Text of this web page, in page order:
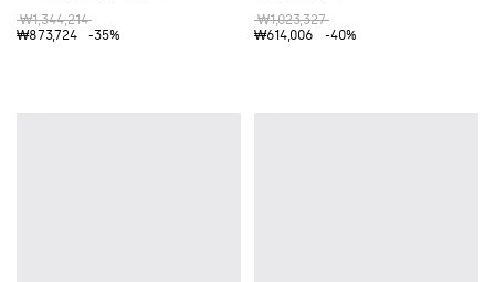
₩1,344,214
₩873,724
-35%
₩1,023,327
₩614,006
-40%